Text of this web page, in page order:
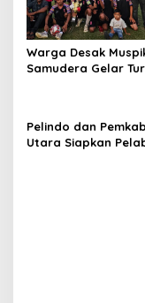
Warga Desak
Samudera Gelar
Pelindo dan
Utara Siapkan